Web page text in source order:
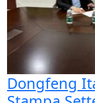
Dongfeng